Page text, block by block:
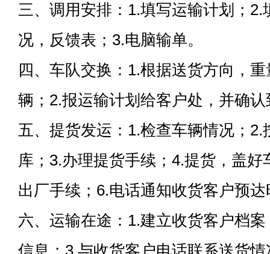
三、调用安排：1.填写运输计划；
况，反馈表；3.电脑输单。
四、车队交换：1.根据送货方向，
辆；2.报运输计划给客户处，并确
五、提货发运：1.检查车辆情况；2.
库；3.办理提货手续；4.提货，盖
出厂手续；6.电话通知收货客户预
六、运输在途：1.建立收货客户档
信息；3.与收货客户电话联系送货